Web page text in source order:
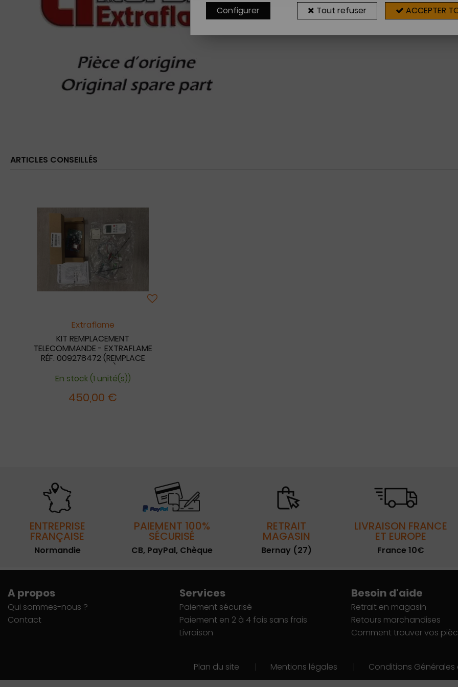
ARTICLES CONSEILLÉS
Extraflame
KIT REMPLACEMENT
TELECOMMANDE - EXTRAFLAME
RÉF. 009278472 (REMPLACE
002272566)
En stock (1 unité(s))
450,00 €
ENTREPRISE
FRANÇAISE
Normandie
PAIEMENT 100%
SÉCURISÉ
CB, PayPal, Chèque
RETRAIT
MAGASIN
Bernay (27)
LIVRAISON FRANCE
ET EUROPE
France 10€
A propos
Qui sommes-nous ?
Contact
Services
Paiement sécurisé
Paiement en 2 à 4 fois sans frais
Livraison
Besoin d'aide
Retrait en magasin
Retours marchandises
Comment trouver vos
Plan du site | Mentions légales | Conditions Générales
Configurer Tout refuser ACCEPTER